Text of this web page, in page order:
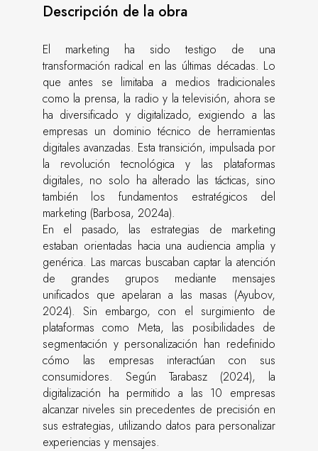
Descripción de la obra
El marketing ha sido testigo de una
transformación radical en las últimas décadas. Lo
que antes se limitaba a medios tradicionales
como la prensa, la radio y la televisión, ahora se
ha diversificado y digitalizado, exigiendo a las
empresas un dominio técnico de herramientas
digitales avanzadas. Esta transición, impulsada por
la revolución tecnológica y las plataformas
digitales, no solo ha alterado las tácticas, sino
también los fundamentos estratégicos del
marketing (Barbosa, 2024a).
En el pasado, las estrategias de marketing
estaban orientadas hacia una audiencia amplia y
genérica. Las marcas buscaban captar la atención
de grandes grupos mediante mensajes
unificados que apelaran a las masas (Ayubov,
2024). Sin embargo, con el surgimiento de
plataformas como Meta, las posibilidades de
segmentación y personalización han redefinido
cómo las empresas interactúan con sus
consumidores. Según Tarabasz (2024), la
digitalización ha permitido a las 10 empresas
alcanzar niveles sin precedentes de precisión en
sus estrategias, utilizando datos para personalizar
experiencias y mensajes.